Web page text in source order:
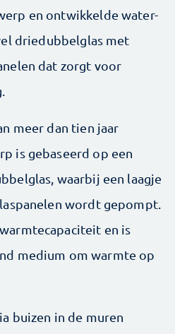
en ontwikkelde water-
driedubbelglas met
dat zorgt voor
meer dan tien jaar
is gebaseerd op een
waarbij een laagje
wordt gepompt.
en is
medium om warmte op
buizen in de muren